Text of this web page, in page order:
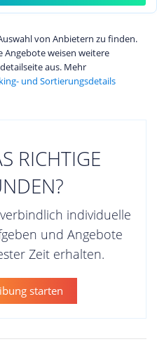
von Anbietern zu finden.
Angebote weisen weitere
aus. Mehr
und Sortierungsdetails
RICHTIGE
individuelle
und Angebote
Zeit erhalten.
starten